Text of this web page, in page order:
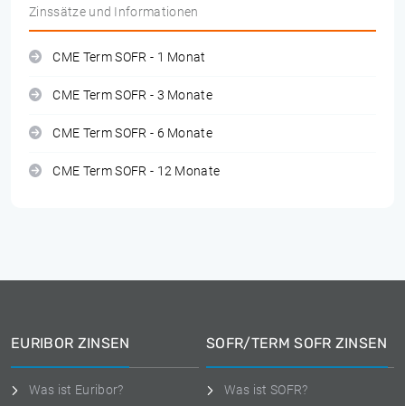
Zinssätze und Informationen
CME Term SOFR - 1 Monat
CME Term SOFR - 3 Monate
CME Term SOFR - 6 Monate
CME Term SOFR - 12 Monate
EURIBOR ZINSEN
Was ist Euribor?
SOFR/TERM SOFR ZINSEN
Was ist SOFR?